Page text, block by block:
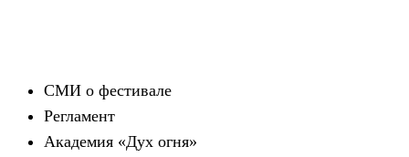
СМИ о фестивале
Регламент
Академия «Дух огня»